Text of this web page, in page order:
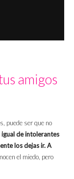
amigos
puede ser que no
igual de intolerantes
los dejas ir. A
el miedo, pero